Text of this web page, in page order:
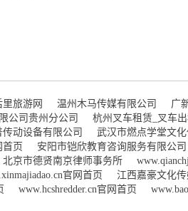
里旅游网 温州木马传媒有限公司
广
公司贵州分公司
杭州叉车租赁_叉车
动设备有限公司
武汉市燃点学堂文
首页
安阳市铠欣教育咨询服务有限公司
北京市德贤南京律师事务所
官网首页
江西嘉豪文化
www.hcshredder.cn官网首页